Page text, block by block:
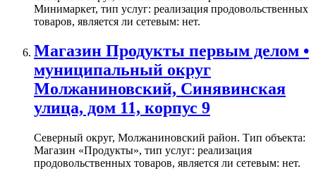
Минимаркет, тип услуг: реализация продовольственных
товаров, является ли сетевым: нет.
Магазин Продукты первым делом •
муниципальный округ
Молжаниновский, Синявинская
улица, дом 11, корпус 9
Северный округ, Молжаниновский район. Тип объекта:
Магазин «Продукты», тип услуг: реализация
продовольственных товаров, является ли сетевым: нет.